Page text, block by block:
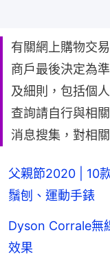
有關網上購物交
商戶最後決定為
及細則，包括個
查詢請自行與相
消息搜集，對相
父親節2020 | 10
鬚刨、運動手錶
Dyson Corrale無
效果